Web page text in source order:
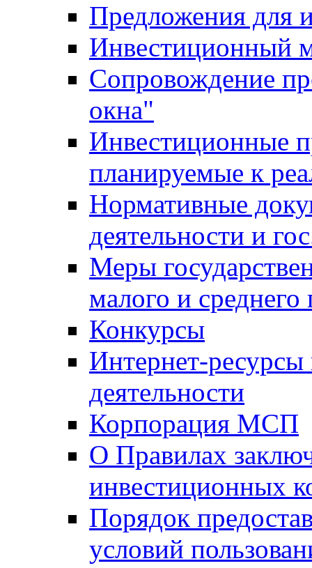
Предложения для
Инвестиционный
Сопровождение
окна"
Инвестиционные
планируемые к
Нормативные
деятельности и
Меры
малого и среднего
Конкурсы
Интернет-
деятельности
Корпорация МСП
О Правилах
инвестиционных
Порядок
условий